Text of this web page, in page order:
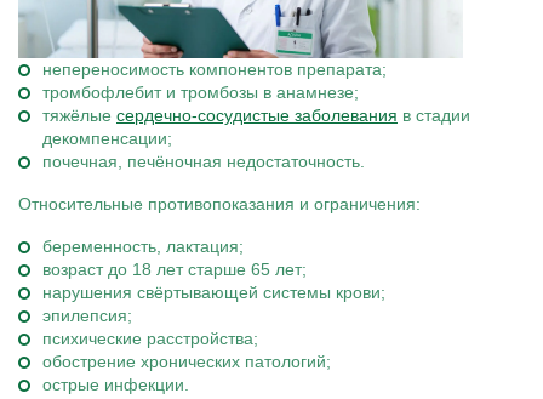
непереносимость компонентов препарата;
тромбофлебит и тромбозы в анамнезе;
тяжёлые сердечно-сосудистые заболевания в стадии
декомпенсации;
почечная, печёночная недостаточность.
Относительные противопоказания и ограничения:
беременность, лактация;
возраст до 18 лет старше 65 лет;
нарушения свёртывающей системы крови;
эпилепсия;
психические расстройства;
обострение хронических патологий;
острые инфекции.